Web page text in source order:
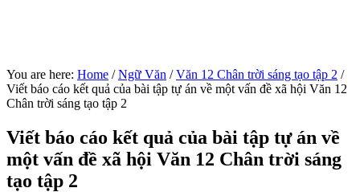
You are here: Home / Ngữ Văn / Văn 12 Chân trời sáng tạo tập 2 /
Viết báo cáo kết quả của bài tập tự án về một vấn đề xã hội Văn 12
Chân trời sáng tạo tập 2
Viết báo cáo kết quả của bài tập tự án về
một vấn đề xã hội Văn 12 Chân trời sáng
tạo tập 2